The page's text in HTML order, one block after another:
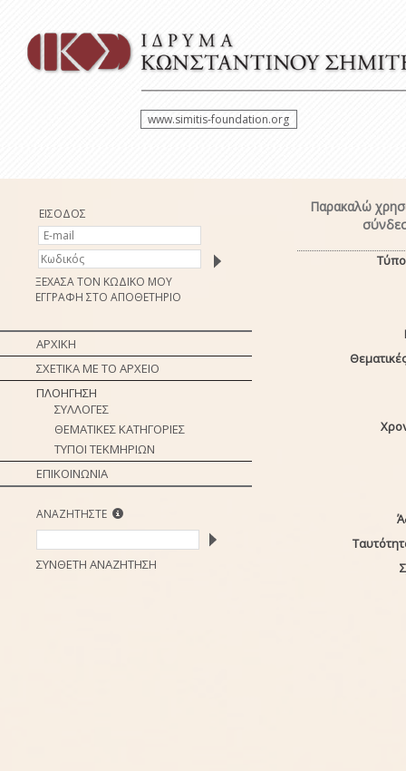
www.simitis-foundation.org
ΕΙΣΟΔΟΣ
ΞΕΧΑΣΑ ΤΟΝ ΚΩΔΙΚΟ ΜΟΥ
ΕΓΓΡΑΦΗ ΣΤΟ ΑΠΟΘΕΤΗΡΙΟ
ΑΡΧΙΚΗ
ΣΧΕΤΙΚΑ ΜΕ ΤΟ ΑΡΧΕΙΟ
ΠΛΟΗΓΗΣΗ
ΣΥΛΛΟΓΕΣ
ΘΕΜΑΤΙΚΕΣ ΚΑΤΗΓΟΡΙΕΣ
ΤΥΠΟΙ ΤΕΚΜΗΡΙΩΝ
ΕΠΙΚΟΙΝΩΝΙΑ
ΑΝΑΖΗΤΗΣΤΕ
ΣΥΝΘΕΤΗ ΑΝΑΖΗΤΗΣΗ
Παρακαλώ